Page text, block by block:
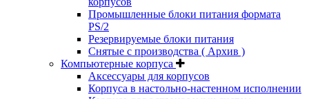
Промышленные блоки питания формата
PS/2
Резервируемые блоки питания
Снятые с производства ( Архив )
Компьютерные корпуса
Аксессуары для корпусов
Корпуса в настольно-настенном исполнении